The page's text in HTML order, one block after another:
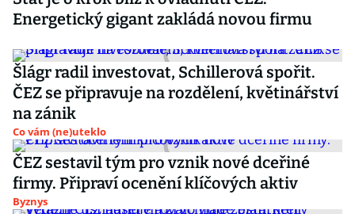
Energetický gigant zakládá novou firmu
Šlágr radil investovat, Schillerová spořit.
ČEZ se připravuje na rozdělení, květinářství
na zánik
Co vám (ne)uteklo
ČEZ sestavil tým pro vznik nové dceřiné
firmy. Připraví ocenění klíčových aktiv
Byznys